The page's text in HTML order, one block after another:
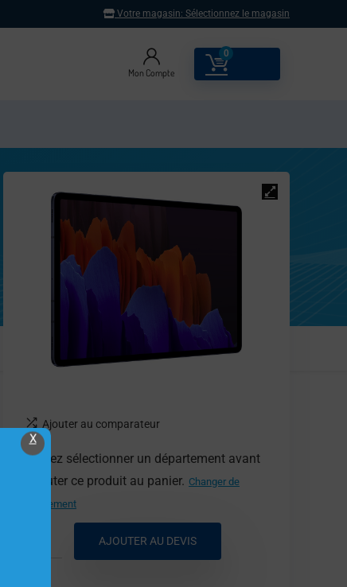
Votre magasin: Sélectionnez le magasin
Mon Compte
0
Ajouter au comparateur
Veuillez sélectionner un département avant
d'ajouter ce produit au panier. Changer de
département
AJOUTER AU DEVIS
X